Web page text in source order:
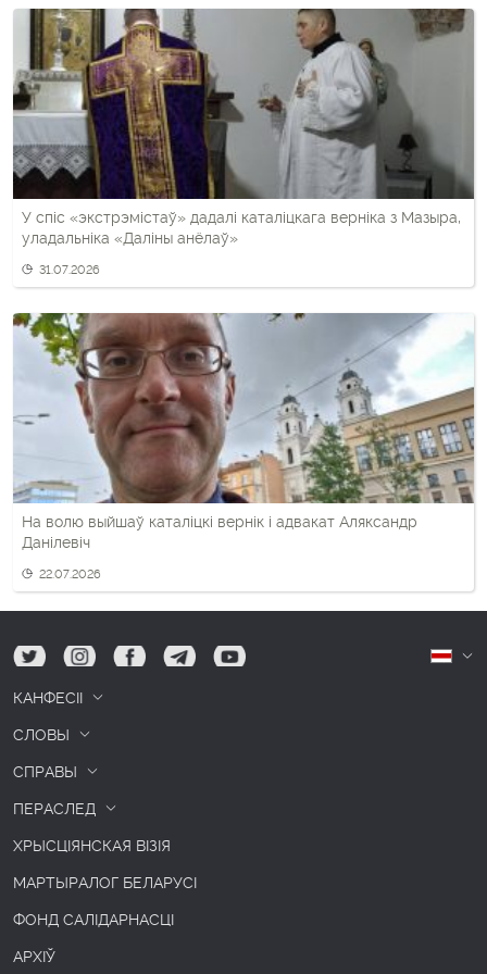
У спіс «экстрэмістаў» дадалі каталіцкага верніка з Мазыра,
уладальніка «Даліны анёлаў»
31.07.2026
На волю выйшаў каталіцкі вернік і адвакат Аляксандр
Данілевіч
22.07.2026
tw ig fb tg yt
КАНФЕСІІ
СЛОВЫ
СПРАВЫ
ПЕРАСЛЕД
ХРЫСЦІЯНСКАЯ ВІЗІЯ
МАРТЫРАЛОГ БЕЛАРУСІ
ФОНД САЛІДАРНАСЦІ
АРХІЎ